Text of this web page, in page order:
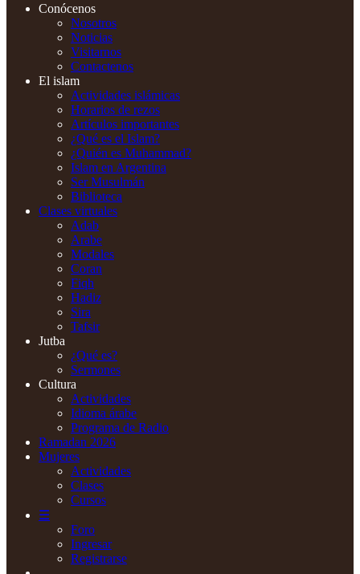
Conócenos
Nosotros
Noticias
Visitarnos
Contactenos
El islam
Actividades islámicas
Horarios de rezos
Artículos importantes
¿Qué es el Islam?
¿Quién es Muhammad?
Islam en Argentina
Ser Musulmán
Biblioteca
Clases virtuales
Adab
Arabe
Modales
Coran
Fiqh
Hadiz
Sira
Tafsir
Jutba
¿Qué es?
Sermones
Cultura
Actividades
Idioma árabe
Programa de Radio
Ramadan 2026
Mujeres
Actividades
Clases
Cursos
☰
Foro
Ingresar
Registrarse